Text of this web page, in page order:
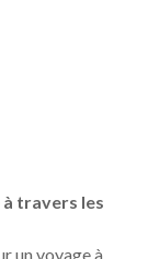
à travers les
un voyage à